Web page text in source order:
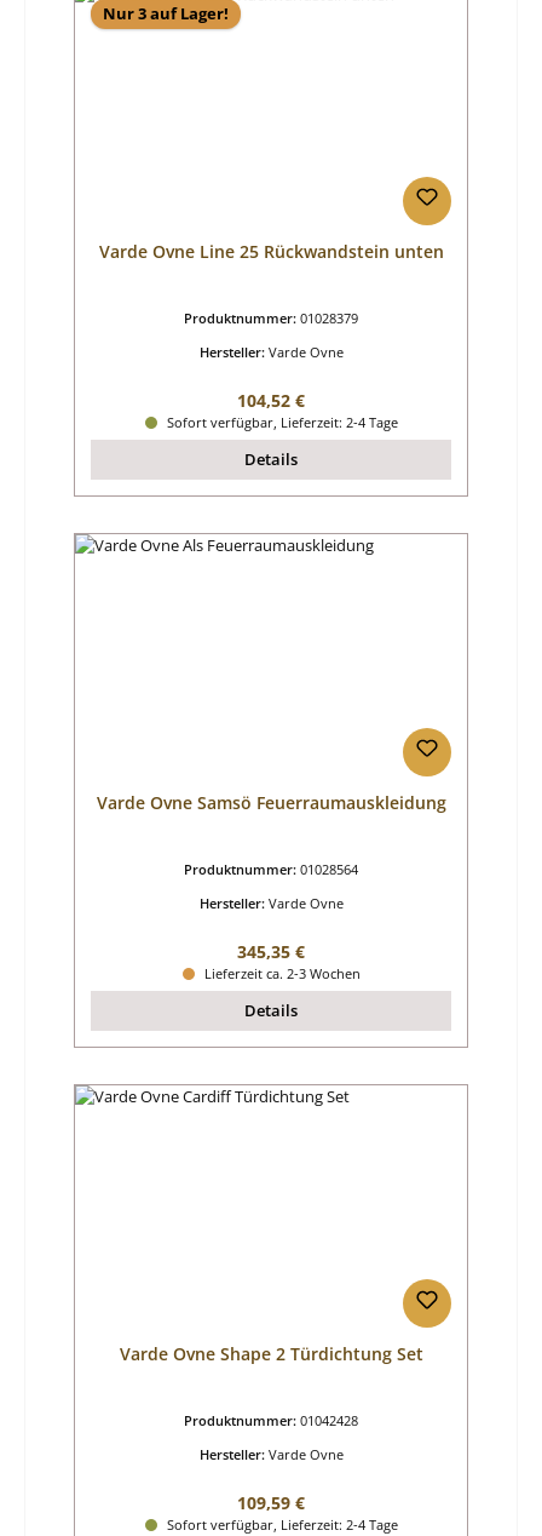
Nur 3 auf Lager!
Varde Ovne Line 25 Rückwandstein unten
Produktnummer: 01028379
Hersteller: Varde Ovne
Regulärer Preis:
104,52 €
Sofort verfügbar, Lieferzeit: 2-4 Tage
Details
Varde Ovne Samsö Feuerraumauskleidung
Produktnummer: 01028564
Hersteller: Varde Ovne
Regulärer Preis:
345,35 €
Lieferzeit ca. 2-3 Wochen
Details
Varde Ovne Shape 2 Türdichtung Set
Produktnummer: 01042428
Hersteller: Varde Ovne
Regulärer Preis:
109,59 €
Sofort verfügbar, Lieferzeit: 2-4 Tage